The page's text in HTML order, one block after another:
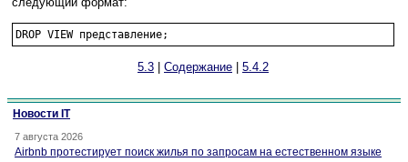
5.3 Содержание 5.4.2
Новости IT
7 августа 2026
Airbnb протестирует поиск жилья по запросам на естественном языке